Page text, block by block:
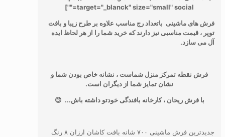
target="_blanck" size="small" social=""]
فرش های ماشینی باتعداد رج مناسب علاوه بر طرح زیبا و بافت
توپر ، قیمت مناسبی نیز دارند که خرید شما را از هر لحاظ ایده
آل می سازد.
فرش نقطه تمرکز منزل شماست ، نشانه خاص بودن شما و
نشان تمایز شما از دیگران است.
با فرش ریحان ، کارخانه بافندگی خودتو داشته باش... 😊
جدیدترین فرش ماشینی ۷۰۰ شانه بافت کاشان ارزان ۸ رنگ